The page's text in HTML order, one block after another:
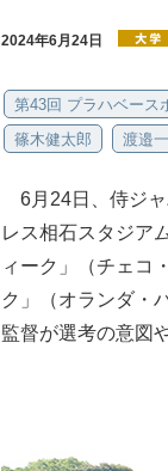
2024年6月24日
第43回 プラハベース
篠木健太郎
渡邉
6月24日、侍ジャ
レス相石スタジア
ィーク」（チェコ
ク」（オランダ・
監督が選考の意図